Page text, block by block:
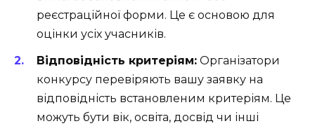
реєстраційної форми. Це є основою для
оцінки усіх учасників.
Відповідність критеріям: Організатори
конкурсу перевіряють вашу заявку на
відповідність встановленим критеріям. Це
можуть бути вік, освіта, досвід чи інші